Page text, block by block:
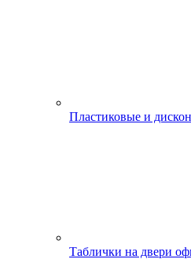
Пластиковые и
Таблички на двери